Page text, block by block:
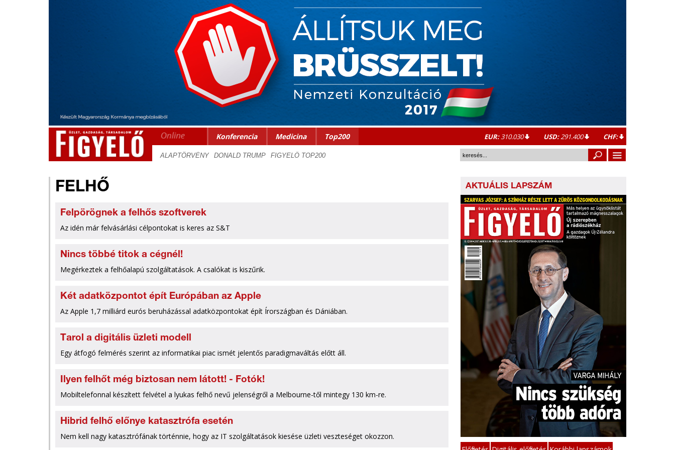
Konferencia Medicina Top200 EUR:310.030 USD:291.400 CHF:
FELHŐ
Felpörögnek a felhős szoftverek
Az idén már felvásárlási célpontokat is keres az S&T
Nincs többé titok a cégnél!
Megérkeztek a felhőalapú szolgáltatások. A csalókat is kiszűrik.
Két adatközpontot épít Európában az Apple
Az Apple 1,7 milliárd eurós beruházással adatközpontokat épít Írországban és Dániában.
Tarol a digitális üzleti modell
Egy átfogó felmérés szerint az informatikai piac ismét jelentős paradigmaváltás előtt áll.
Ilyen felhőt még biztosan nem látott! - Fotók!
Mobiltelefonnal készített felvétel a lyukas felhő nevű jelenségről a Melbourne-től mintegy 130 km-re.
Hibrid felhő előnye katasztrófa esetén
Nem kell nagy katasztrófának történnie, hogy az IT szolgáltatások kiesése üzleti veszteséget okozzon.
AKTUÁLIS LAPSZÁM